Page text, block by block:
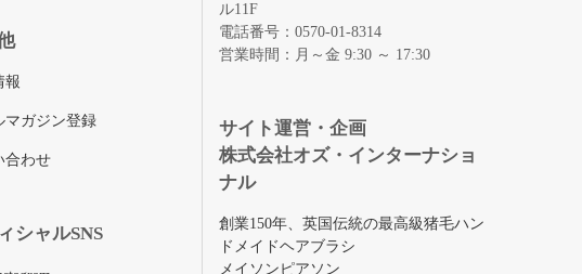
報
マガジン登録
合わせ
シャルSNS
ル11F
電話番号：0570-01-8314
営業時間：月～金 9:30 ～ 17:30
サイト運営・企画
株式会社オズ・インターナショ
ナル
創業150年、英国伝統の最高級猪毛ハン
ドメイドヘアブラシ
メイソンピアソン